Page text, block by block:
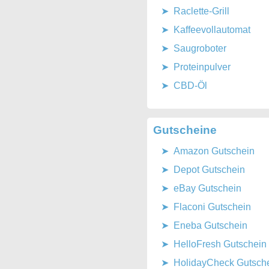
Raclette-Grill
Kaffeevollautomat
Saugroboter
Proteinpulver
CBD-Öl
Gutscheine
Amazon Gutschein
Depot Gutschein
eBay Gutschein
Flaconi Gutschein
Eneba Gutschein
HelloFresh Gutschein
HolidayCheck